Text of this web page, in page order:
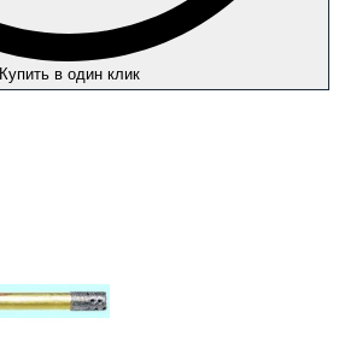
Купить в один клик